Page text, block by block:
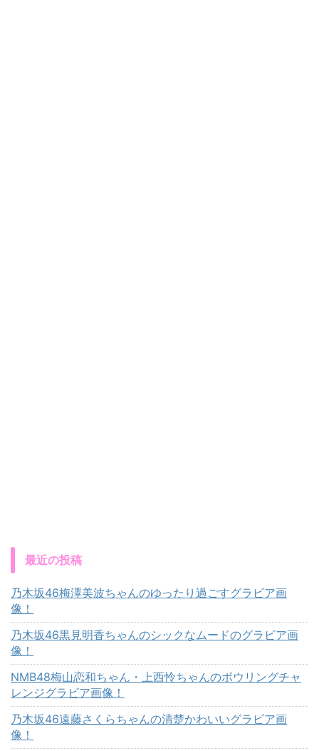
最近の投稿
乃木坂46梅澤美波ちゃんのゆったり過ごすグラビア画
像！
乃木坂46黒見明香ちゃんのシックなムードのグラビア画
像！
NMB48梅山恋和ちゃん・上西怜ちゃんのボウリングチャ
レンジグラビア画像！
乃木坂46遠藤さくらちゃんの清楚かわいいグラビア画
像！